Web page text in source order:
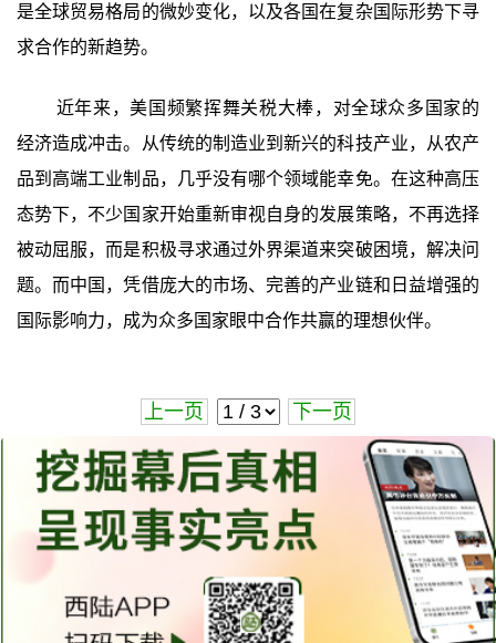
是全球贸易格局的微妙变化，以及各国在复杂国际形势下寻
求合作的新趋势。
近年来，美国频繁挥舞关税大棒，对全球众多国家的
经济造成冲击。从传统的制造业到新兴的科技产业，从农产
品到高端工业制品，几乎没有哪个领域能幸免。在这种高压
态势下，不少国家开始重新审视自身的发展策略，不再选择
被动屈服，而是积极寻求通过外界渠道来突破困境，解决问
题。而中国，凭借庞大的市场、完善的产业链和日益增强的
国际影响力，成为众多国家眼中合作共赢的理想伙伴。
上一页 下一页